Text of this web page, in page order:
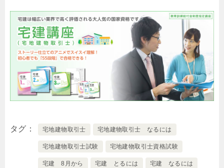
タグ 宅地建物取引士 宅地建物取引士 なるには
宅地建物取引士試験 宅地建物取引士資格試験
宅建 8月から 宅建 とるには 宅建 なるには